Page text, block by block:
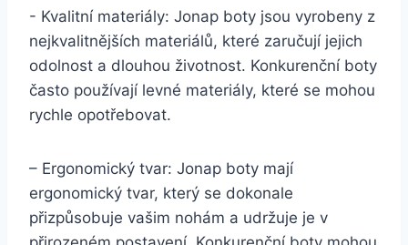
-⁢ Kvalitní‌ materiály: Jonap boty⁤ jsou vyrobeny z
nejkvalitnějších​ materiálů, které zaručují jejich
odolnost a dlouhou životnost. Konkurenční boty⁣
často používají levné materiály, které se​ mohou
rychle opotřebovat.
– Ergonomický‍ tvar: Jonap boty mají
ergonomický tvar, který se dokonale
přizpůsobuje vašim ​nohám⁢ a udržuje je v